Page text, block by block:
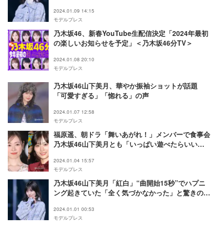
2024.01.09 14:15
モデルプレス
乃木坂46、新春YouTube生配信決定「2024年最初
の楽しいお知らせを予定」＜乃木坂46分TV＞
2024.01.08 20:10
モデルプレス
乃木坂46山下美月、華やか振袖ショットが話題
「可愛すぎる」「惚れる」の声
2024.01.07 12:58
モデルプレス
福原遥、朝ドラ「舞いあがれ！」メンバーで食事会
乃木坂46山下美月とも「いっぱい遊べたらいい
2024.01.04 15:57
モデルプレス
乃木坂46山下美月「紅白」“曲開始15秒”でハプニ
ング起きていた「全く気づかなかった」と驚きの声
2024.01.01 00:53
モデルプレス